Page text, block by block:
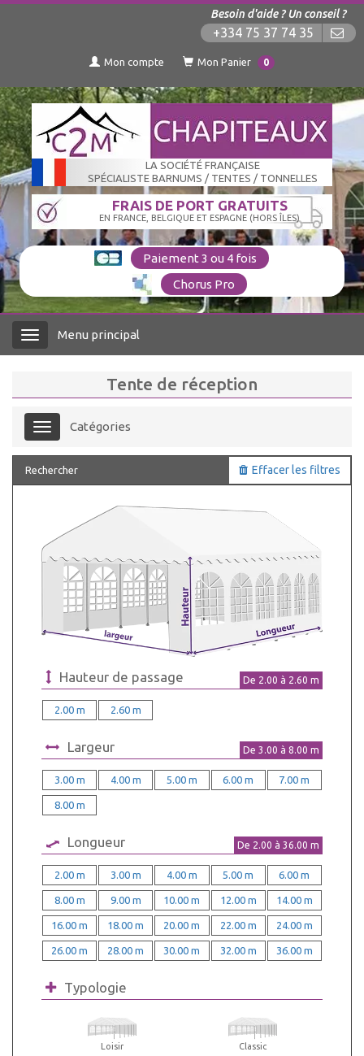
Besoin d'aide ? Un conseil ?
+334 75 37 74 35
Mon compte Mon Panier 0
LA SOCIÉTÉ FRANÇAISE
SPÉCIALISTE BARNUMS / TENTES / TONNELLES
FRAIS DE PORT GRATUITS
EN FRANCE, BELGIQUE ET ESPAGNE (HORS ÎLES)
Paiement 3 ou 4 fois
Chorus Pro
Menu Menu principal
Tente de réception
Menu Catégories
Rechercher Effacer les filtres
Hauteur de passage De 2.00 à 2.60 m
2.00 m 2.60 m
Largeur De 3.00 à 8.00 m
3.00 m 4.00 m 5.00 m 6.00 m 7.00 m
8.00 m
Longueur De 2.00 à 36.00 m
2.00 m 3.00 m 4.00 m 5.00 m 6.00 m
8.00 m 9.00 m 10.00 m 12.00 m 14.00 m
16.00 m 18.00 m 20.00 m 22.00 m 24.00 m
26.00 m 28.00 m 30.00 m 32.00 m 36.00 m
Typologie
Loisir Classic